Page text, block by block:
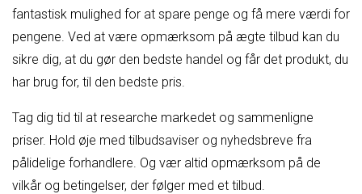
fantastisk mulighed for at spare penge og få mere værdi for
pengene. Ved at være opmærksom på ægte tilbud kan du
sikre dig, at du gør den bedste handel og får det produkt, du
har brug for, til den bedste pris.
Tag dig tid til at researche markedet og sammenligne
priser. Hold øje med tilbudsaviser og nyhedsbreve fra
pålidelige forhandlere. Og vær altid opmærksom på de
vilkår og betingelser, der følger med et tilbud.